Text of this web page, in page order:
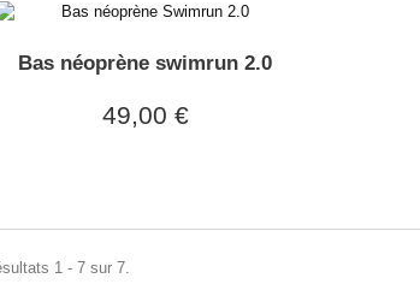
Bas néoprène swimrun 2.0
49,00 €
1 - 7 sur 7.